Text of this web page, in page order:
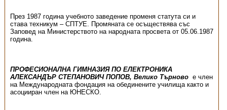
През 1987 година учебното заведение променя статута си и
става техникум – СПТУЕ. Промяната се осъществява със
Заповед на Министерството на народната просвета от 05.06.1987
година.
ПРОФЕСИОНАЛНА ГИМНАЗИЯ ПО ЕЛЕКТРОНИКА
АЛЕКСАНДЪР СТЕПАНОВИЧ ПОПОВ, Велико Търновое член
на Международната фондация на обединените училища както и
асоцииран член на ЮНЕСКО.